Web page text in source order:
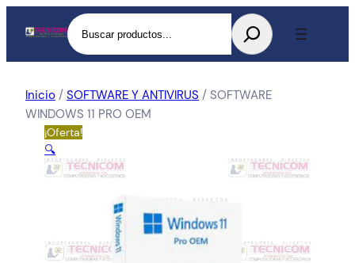
Buscar
Inicio / SOFTWARE Y ANTIVIRUS / SOFTWARE
WINDOWS 11 PRO OEM
¡Oferta!
🔍